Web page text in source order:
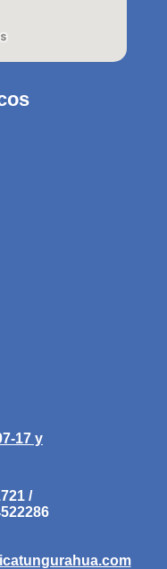
17 y
/